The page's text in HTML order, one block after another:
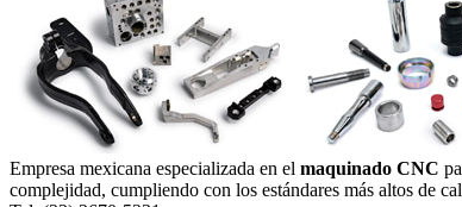
Empresa mexicana especializada en el maquinado CNC
complejidad, cumpliendo con los estándares más altos de